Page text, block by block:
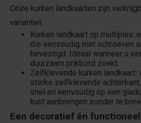
Onze kurken landkaarten zijn
varianten:
Kurken landkaart op multiplex:
die eenvoudig met schroeven
bevestigd. Ideaal wanneer u
duurzaam prikbord zoekt.
Zelfklevende kurken landkaart:
sterke zelfklevende
snel en eenvoudig op een
kunt aanbrengen zonder te
Een decoratief én